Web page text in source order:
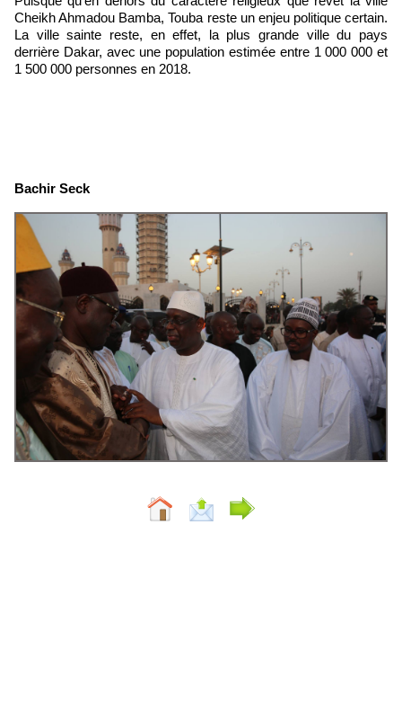
Cheikh Ahmadou Bamba, Touba reste un enjeu politique certain.
La ville sainte reste, en effet, la plus grande ville du pays
derrière Dakar, avec une population estimée entre 1 000 000 et
1 500 000 personnes en 2018.
Bachir Seck